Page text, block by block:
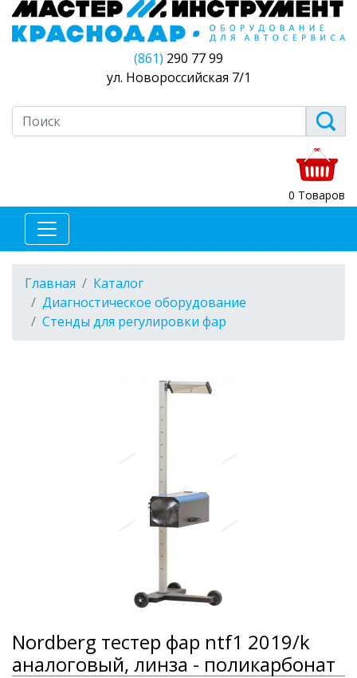
(861) 290 77 99
ул. Новороссийская 7/1
0 Товаров
Главная
Каталог
Диагностическое оборудование
Стенды для регулировки фар
Nordberg тестер фар ntf1 2019/k
аналоговый, линза - поликарбонат